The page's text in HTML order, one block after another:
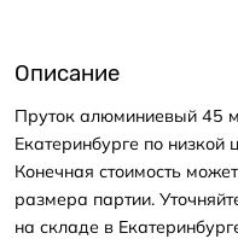
Описание
Пруток алюминиевый 45
Екатеринбурге по
Конечная стоимость
размера партии.
на складе в